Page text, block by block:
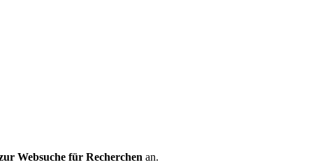
Websuche für Recherchen an.